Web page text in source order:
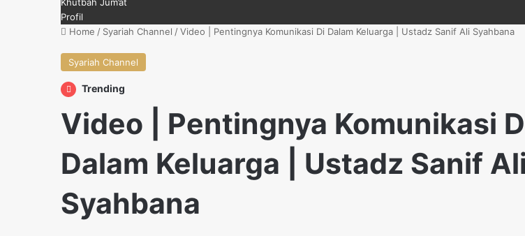
Profil
Home / Syariah Channel /Video | Pentingnya Komunikasi Di Dalam Keluarga | Ustadz Sanif Ali Syahbana
Syariah Channel
Trending
Video | Pentingnya Komunikasi
Dalam Keluarga | Ustadz Sanif Ali
Syahbana